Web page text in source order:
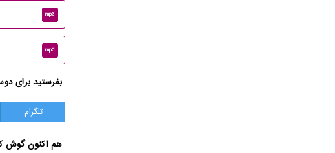
mp3
mp3
بفرستید برای
تلگرام
هم اکنون گوش